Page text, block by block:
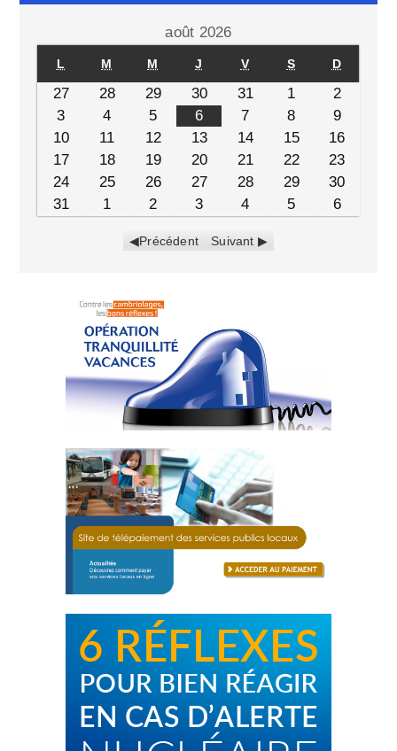
août 2026
L M M J V S D
27 28 29 30 31 1
2
3
4 5 6 7 8
9
10
11 12 13 14 15
16
17
18 19 20 21 22
23
24
25 26 27 28 29
30
31
1 2 3 4 5 6
Précédent Suivant